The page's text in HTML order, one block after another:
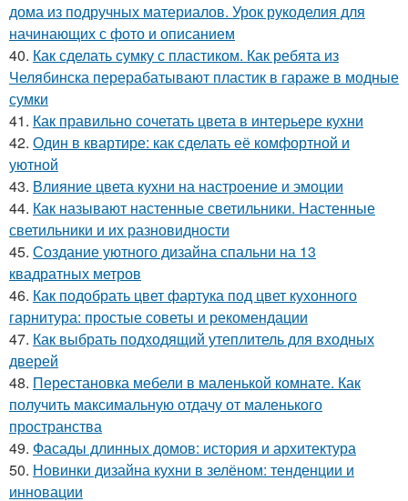
дома из подручных материалов. Урок рукоделия для
начинающих с фото и описанием
40. Как сделать сумку с пластиком. Как ребята из
Челябинска перерабатывают пластик в гараже в модные
сумки
41. Как правильно сочетать цвета в интерьере кухни
42. Один в квартире: как сделать её комфортной и
уютной
43. Влияние цвета кухни на настроение и эмоции
44. Как называют настенные светильники. Настенные
светильники и их разновидности
45. Создание уютного дизайна спальни на 13
квадратных метров
46. Как подобрать цвет фартука под цвет кухонного
гарнитура: простые советы и рекомендации
47. Как выбрать подходящий утеплитель для входных
дверей
48. Перестановка мебели в маленькой комнате. Как
получить максимальную отдачу от маленького
пространства
49. Фасады длинных домов: история и архитектура
50. Новинки дизайна кухни в зелёном: тенденции и
инновации